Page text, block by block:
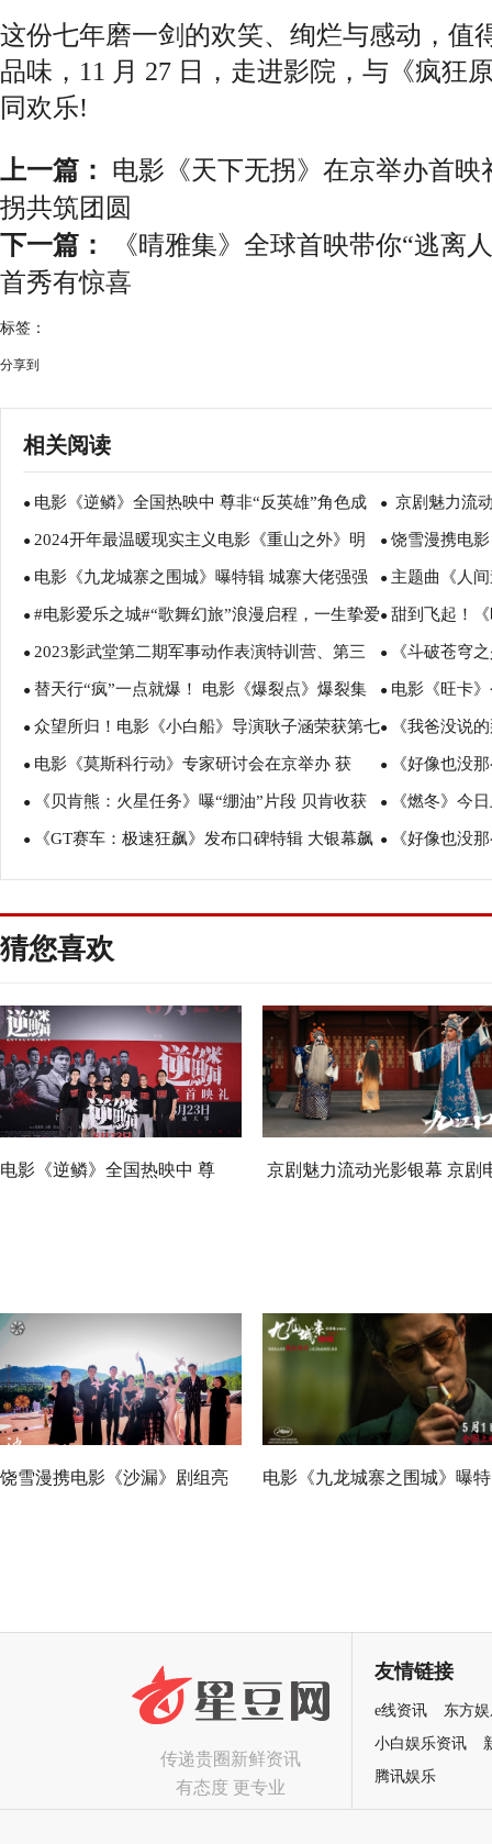
这份七年磨一剑的欢笑、绚烂与感动，值
品味，11 月 27 日，走进影院，与《疯狂
同欢乐!
上一篇： 电影《天下无拐》在京举办首
拐共筑团圆
下一篇：
《晴雅集》全球首映带你“逃离
首秀有惊喜
标签：
分享到
相关阅读
● 电影《逆鳞》全国热映中 尊非“反英雄”角色成
长弧光引人深思
● 京剧魅力流
日上映
● 2024开年最温暖现实主义电影《重山之外》明
日上映 三大看点捕捉人性温暖
● 饶雪漫携电
际电影节 满屏
● 电影《九龙城寨之围城》曝特辑 城寨大佬强强
联手呈现有血有肉江湖群像
● 主题曲《人
获2023电影院
● #电影爱乐之城#“歌舞幻旅”浪漫启程，一生挚爱
永恒闪耀！
● 甜到飞起！
断今冬合家欢
● 2023影武堂第二期军事动作表演特训营、第三
期马背动作表演特训营联合汇报演出，顺利收官
● 《斗破苍穹
何洛洛丁笑滢
● 替天行“疯”一点就爆！ 电影《爆裂点》爆裂集
结 四大看点即将引爆2023年度最“疯”港片
● 电影《旺卡
电影好评如潮
● 众望所归！电影《小白船》导演耿子涵荣获第七
届平遥国际电影展“费穆荣誉·最佳导演”！
● 《我爸没说
国立韩庚展现
● 电影《莫斯科行动》专家研讨会在京举办 获
赞“国庆档惊喜之作”
● 《好像也没
家长特辑 用爱
● 《贝肯熊：火星任务》曝“绷油”片段 贝肯收获
星际友谊感动人心
● 《燃冬》今
定七夕约会首
● 《GT赛车：极速狂飙》发布口碑特辑 大银幕飙
车盛宴受一致好评
● 《好像也没
告 魏翔王智带
猜您喜欢
电影《逆鳞》全国热映中 尊 京剧魅力流动光影银幕 京剧
饶雪漫携电影《沙漏》剧组亮 电影《九龙城寨之围城》曝特
传递贵圈新鲜资讯
有态度 更专业
友情链接
e线资讯
东方
小白娱乐资讯
腾讯娱乐